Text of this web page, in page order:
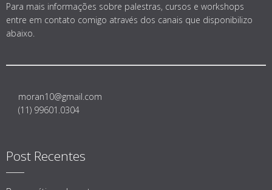
Para mais informações sobre palestras, cursos e workshops
entre em contato comigo através dos canais que disponibilizo
abaixo.
moran10@gmail.com
(11) 99601.0304
Post Recentes